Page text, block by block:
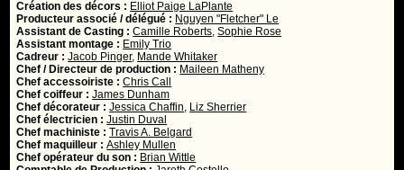
Création des décors : Elliot Paige LaPlante
Producteur associé / délégué : Nguyen "Fletcher" Le
Assistant de Casting :Camille Roberts,Sophie Rose
Assistant montage : Emily Trio
Cadreur :Jacob Pinger, Mande Whitaker
Chef / Directeur de production : Maileen Matheny
Chef accessoiriste :Chris Call
Chef coiffeur :James Dunham
Chef décorateur :Jessica Chaffin, Liz Sherrier
Chef électricien :Justin Duval
Chef machiniste :Travis A. Belgard
Chef maquilleur :Ashley Mullen
Chef opérateur du son : Brian Wittle